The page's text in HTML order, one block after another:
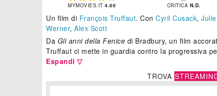
MYMOVIES.IT4.00 CRITICA N.D.
Un film di François Truffaut. Con Cyril Cusack,
Werner, Alex Scott
Da Gli anni della Fenice di Bradbury, un film
Truffaut ci mette in guardia contro la progressiva
Espandi ▽
TROVA